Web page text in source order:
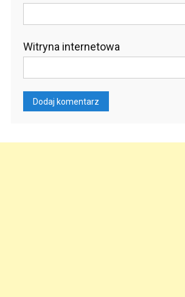
Witryna internetowa